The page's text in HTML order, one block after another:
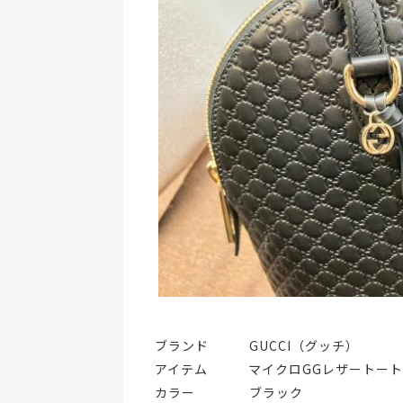
ブランド   GUCCI（グッチ）
アイテム   マイクロGGレザートー
カラー    ブラック